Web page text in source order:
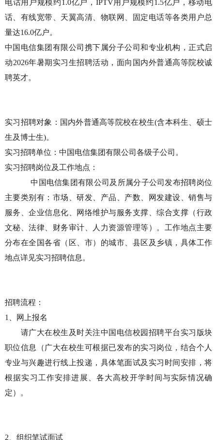
电话用户规模约1.0亿户，IPTV用户规模约1.5亿户，移动电
话、有线宽带、天翼高清、物联网、固定电话等各类用户总
量达16.0亿户。
中国电信集团有限公司携下属分子公司和专业机构，正式启
动2026年暑期实习生招聘活动，面向国内外普通高等院校诚
聘英才。
实习招聘对象：国内外普通高等院校在校生(含本科生、硕士
生及博士生)。
实习招聘单位：中国电信集团有限公司各级子公司。
实习招聘岗位及工作地点：
中国电信集团有限公司及所属分子公司发布招聘岗位
主要类别有：市场、研发、产品、产数、网发建设、销售与
服务、企业信息化、网络维护与服务支撑、综合支撑（行政
文秘、法律、财务审计、人力资源管理等）。工作地点主要
分布在全国各省（区、市）的城市、县区及乡镇，具体工作
地点详见实习招聘信息。
招聘流程：
1、网上报名
请广大在校生及时关注中国电信校园招聘平台实习版块
职位信息（广大在校生可根据已发布的实习岗位，结合个人
专业与兴趣进行线上投递，具体笔面试及实习时间安排，将
根据实习工作安排进展、各大高校开学时间与实际情况确
定）。
2、组织笔试面试